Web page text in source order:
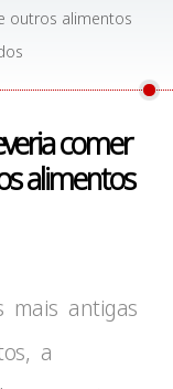
outros alimentos
comer
alimentos
mais antigas
a